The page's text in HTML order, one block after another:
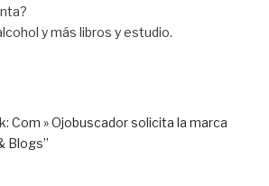
y más libros y estudio.
Com » Ojobuscador solicita la marca
Blogs”